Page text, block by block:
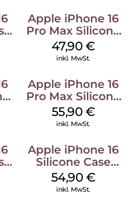
Apple iPhone 16
Pro Max Silicone
Case MagSafe
Black
47,90 €
inkl. MwSt.
Apple iPhone 16
Pro Max Silicone
Case MagSafe
Stone Gray
55,90 €
inkl. MwSt.
Apple iPhone 16
Silicone Case
MagSafe Lake
Green
54,90 €
inkl. MwSt.